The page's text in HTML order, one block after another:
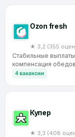
Ozon fresh
★ 3,2 (355
Стабильные
компенсация
4 вакансии
Купер
★ 3,3 (408